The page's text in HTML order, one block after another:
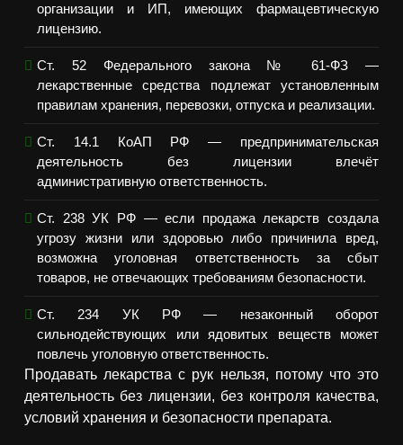
организации и ИП, имеющих фармацевтическую
лицензию.
Ст. 52 Федерального закона № 61-ФЗ —
лекарственные средства подлежат установленным
правилам хранения, перевозки, отпуска и реализации.
Ст. 14.1 КоАП РФ — предпринимательская
деятельность без лицензии влечёт
административную ответственность.
Ст. 238 УК РФ — если продажа лекарств создала
угрозу жизни или здоровью либо причинила вред,
возможна уголовная ответственность за сбыт
товаров, не отвечающих требованиям безопасности.
Ст. 234 УК РФ — незаконный оборот
сильнодействующих или ядовитых веществ может
повлечь уголовную ответственность.
Продавать лекарства с рук нельзя, потому что это
деятельность без лицензии, без контроля качества,
условий хранения и безопасности препарата.